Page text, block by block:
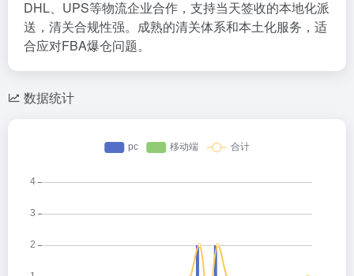
DHL、UPS等物流企业合作，支持当天签收的本地化派
送，清关合规性强。成熟的清关体系和本土化服务，适
合应对FBA爆仓问题。
数据统计